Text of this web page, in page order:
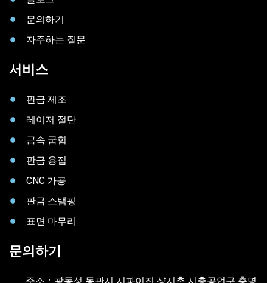
문의하기
자주하는 질문
서비스
판금 제조
레이저 절단
금속 굽힘
판금 용접
CNC 가공
판금 스탬핑
표면 마무리
문의하기
주소：광동성 동관시 시파이진 샹시촌 시총공업구 충명